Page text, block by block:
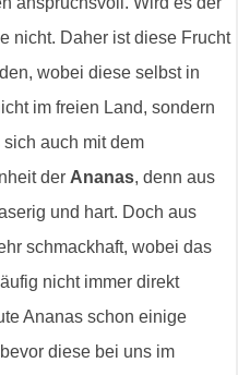
nicht. Daher ist diese Frucht
wobei diese selbst in
im freien Land, sondern
auch mit dem
der Ananas, denn aus
und hart. Doch aus
schmackhaft, wobei das
nicht immer direkt
Ananas schon einige
diese bei uns im